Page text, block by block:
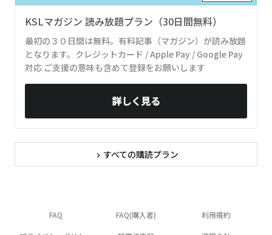
KSLマガジン 読み放題プラン（30日間無料）
最初の３０日間は無料。有料記事（マガジン）が読み放題
となります。クレジットカード / Apple Pay / Google Pay
対応 ご支援の意味も含めて登録をお願いします
詳しく見る
navigate_next すべての購読プラン
FAQ FAQ(購入者) 利用規約